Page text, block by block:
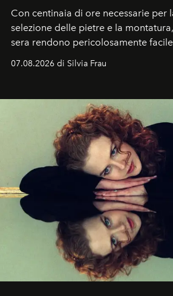
Con centinaia di ore necessarie per
selezione delle pietre e la
sera rendono pericolosamente
cognizione del tempo. Ma con
07.08.2026 di Silvia Frau